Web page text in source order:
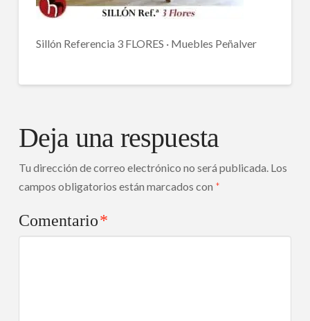
Sillón Referencia 3 FLORES · Muebles Peñalver
Deja una respuesta
Tu dirección de correo electrónico no será publicada. Los
campos obligatorios están marcados con *
Comentario*